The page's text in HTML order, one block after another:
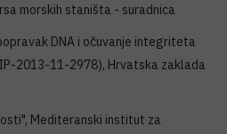
morskih staništa - suradnica
DNA i očuvanje integriteta
2013-11-2978), Hrvatska zaklada
Mediteranski institut za